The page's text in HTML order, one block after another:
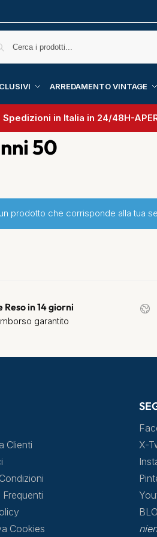
ARREDAMENTO VINTAGE
Spedizioni in Italia in 24/48H-
50
prodotto che corrisponde alla tua
Reso in 14 giorni
garantito
Clienti
Frequenti
Cookies
X-